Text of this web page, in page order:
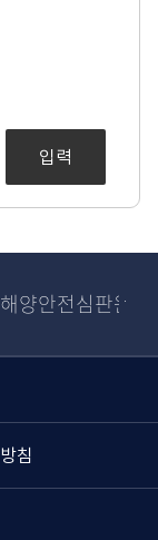
다
양안전심판원
침